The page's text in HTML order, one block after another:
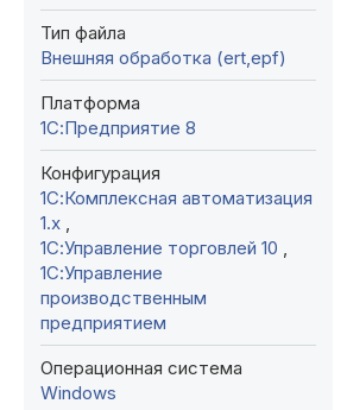
Тип файла
Внешняя обработка (ert,epf)
Платформа
1С:Предприятие 8
Конфигурация
1С:Комплексная автоматизация
1.х
1С:Управление торговлей 10
1С:Управление
производственным
предприятием
Операционная система
Windows